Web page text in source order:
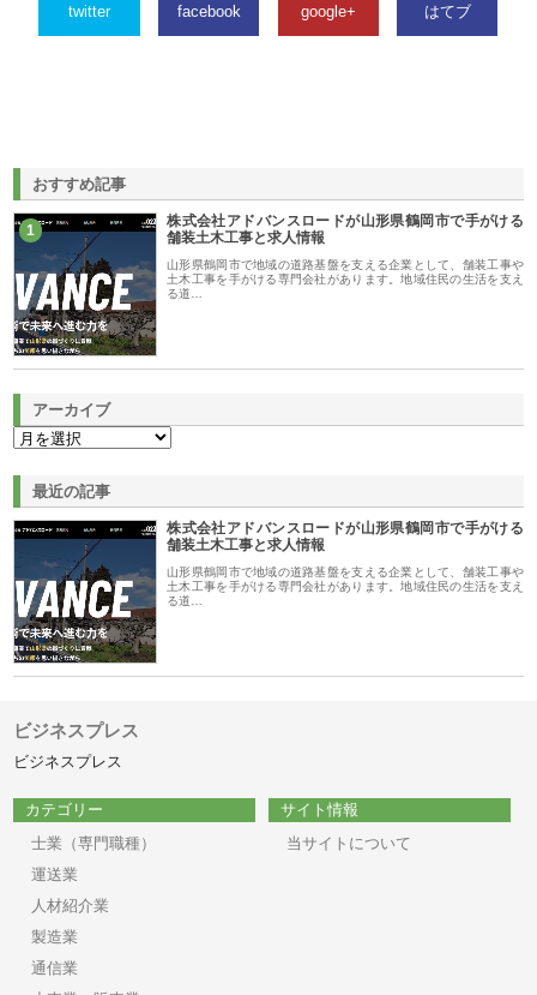
twitter facebook google+ はてブ
おすすめ記事
1
株式会社アドバンスロードが山形県鶴岡市で手がける
舗装土木工事と求人情報
山形県鶴岡市で地域の道路基盤を支える企業として、舗装工事や
土木工事を手がける専門会社があります。地域住民の生活を支え
る道…
アーカイブ
最近の記事
株式会社アドバンスロードが山形県鶴岡市で手がける
舗装土木工事と求人情報
山形県鶴岡市で地域の道路基盤を支える企業として、舗装工事や
土木工事を手がける専門会社があります。地域住民の生活を支え
る道…
ビジネスプレス
ビジネスプレス
カテゴリー
士業（専門職種）
運送業
人材紹介業
製造業
通信業
サイト情報
当サイトについて